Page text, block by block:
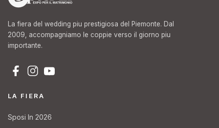
La fiera del wedding piu prestigiosa del Piemonte. Dal
2009, accompagniamo le coppie verso il giorno piu
importante.
LA FIERA
Sposi In 2026